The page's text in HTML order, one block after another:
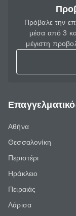
Πρόβαλε την
μέσα από 3
μέγιστη
Αθήνα
Θεσσαλονίκη
Περιστέρι
Ηράκλειο
Πειραιάς
Λάρισα